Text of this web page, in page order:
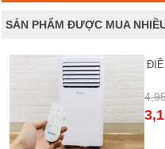
SẢN PHẨM ĐƯỢC MUA